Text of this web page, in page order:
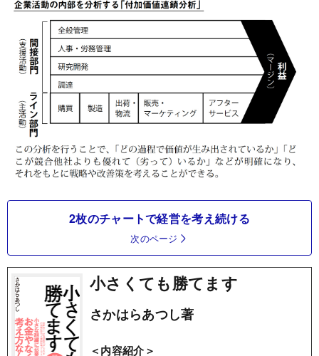
2枚のチャートで経営を考え続ける
次のページ
小さくても勝てます
さかはらあつし著
＜内容紹介＞